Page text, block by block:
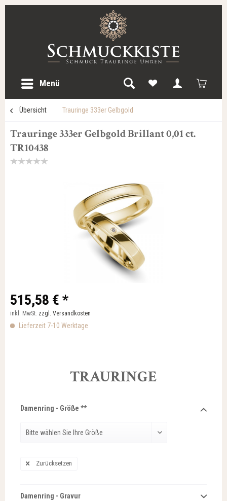
Menü
Übersicht Trauringe 333er Gelbgold
Trauringe 333er Gelbgold Brillant 0,01 ct.
TR10438
515,58 € *
inkl. MwSt. zzgl. Versandkosten
Lieferzeit 7-10 Werktage
TRAURINGE
Damenring - Größe **
Zurücksetzen
Damenring - Gravur